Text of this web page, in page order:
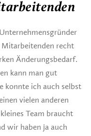
Mitarbeitenden recht
Änderungsbedarf.
kann man gut
konnte ich auch selbst
vielen anderen
Team braucht
wir haben ja auch